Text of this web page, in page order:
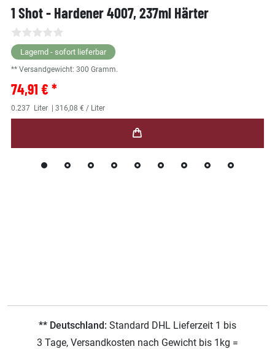
1 Shot - Hardener 4007, 237ml Härter
Lagernd - sofort lieferbar
** Versandgewicht: 300 Gramm.
74,91 € *
0.237 Liter | 316,08 € / Liter
** Deutschland: Standard DHL Lieferzeit 1 bis
3 Tage, Versandkosten nach Gewicht bis 1kg =